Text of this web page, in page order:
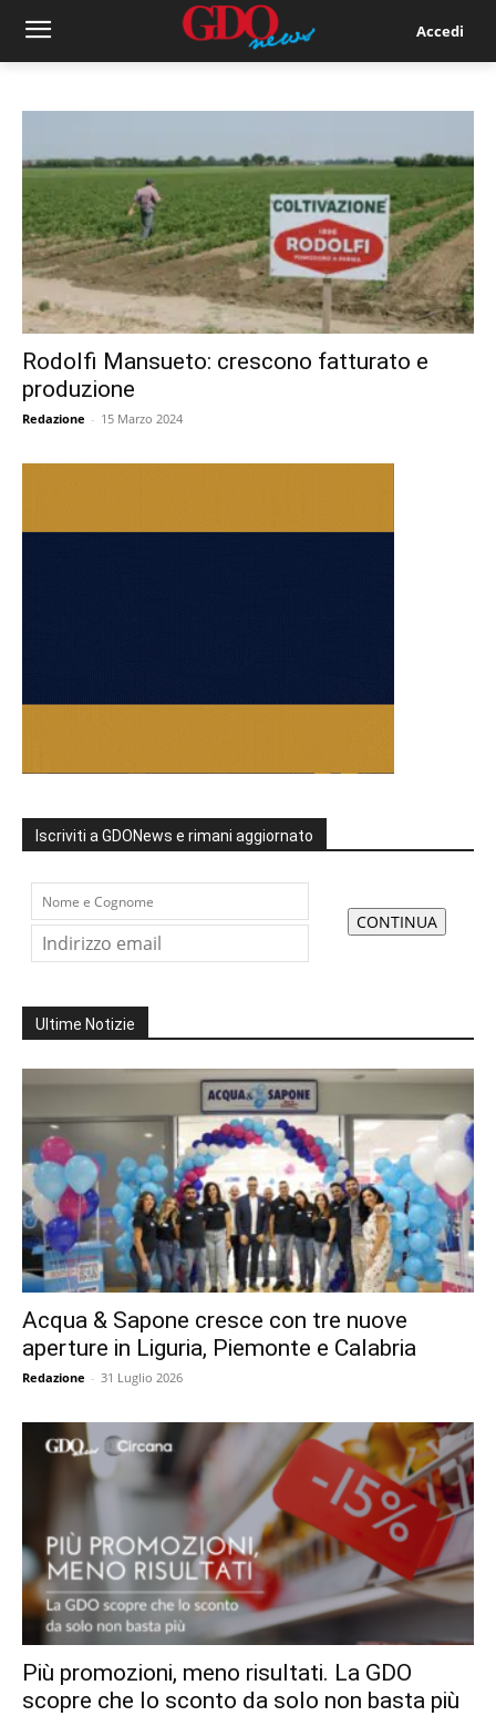
Accedi
Rodolfi Mansueto: crescono fatturato e
produzione
Redazione - 15 Marzo 2024
Iscriviti a GDONews e rimani aggiornato
Ultime Notizie
Acqua & Sapone cresce con tre nuove
aperture in Liguria, Piemonte e Calabria
Redazione - 31 Luglio 2026
Più promozioni, meno risultati. La GDO
scopre che lo sconto da solo non basta più